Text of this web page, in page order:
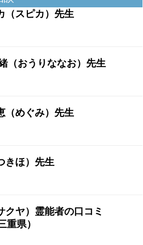
スピカ）先生
（おうりななお）先生
めぐみ）先生
きほ）先生
ヤ）霊能者の口コミ
県）